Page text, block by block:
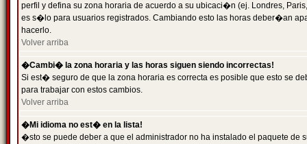
perfil y defina su zona horaria de acuerdo a su ubicaci�n (ej. Londres,
es s�lo para usuarios registrados. Cambiando esto las horas deber�an
hacerlo.
Volver arriba
�Cambi� la zona horaria y las horas siguen siendo incorrectas!
Si est� seguro de que la zona horaria es correcta es posible que esto se
para trabajar con estos cambios.
Volver arriba
�Mi idioma no est� en la lista!
�sto se puede deber a que el administrador no ha instalado el paquete